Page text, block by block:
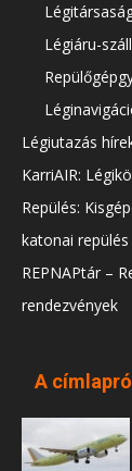
Légiáru-
Légiutazás
KarriAIR:
Repülés:
katonai repülés
REPNAPtár –
rendezvények
A